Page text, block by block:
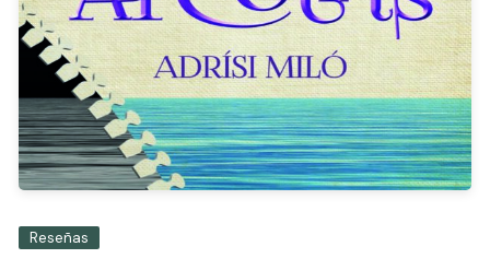
Reseñas